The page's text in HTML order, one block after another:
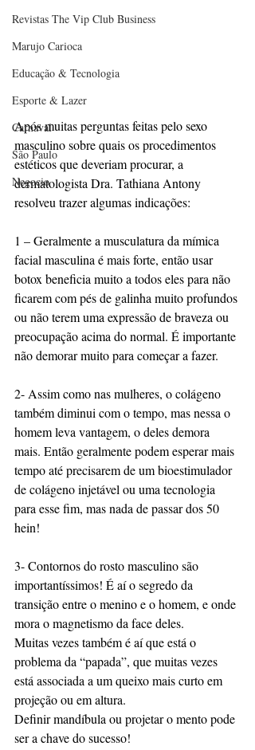
Revistas The Vip Club Business
Marujo Carioca
Educação & Tecnologia
Esporte & Lazer
Carnaval
São Paulo
Negocio
Após muitas perguntas feitas pelo sexo
masculino sobre quais os procedimentos
estéticos que deveriam procurar, a
dermatologista Dra. Tathiana Antony
resolveu trazer algumas indicações:
1 – Geralmente a musculatura da mímica
facial masculina é mais forte, então usar
botox beneficia muito a todos eles para não
ficarem com pés de galinha muito profundos
ou não terem uma expressão de braveza ou
preocupação acima do normal. É importante
não demorar muito para começar a fazer.
2- Assim como nas mulheres, o colágeno
também diminui com o tempo, mas nessa o
homem leva vantagem, o deles demora
mais. Então geralmente podem esperar mais
tempo até precisarem de um bioestimulador
de colágeno injetável ou uma tecnologia
para esse fim, mas nada de passar dos 50
hein!
3- Contornos do rosto masculino são
importantíssimos! É aí o segredo da
transição entre o menino e o homem, e onde
mora o magnetismo da face deles.
Muitas vezes também é aí que está o
problema da “papada”, que muitas vezes
está associada a um queixo mais curto em
projeção ou em altura.
Definir mandíbula ou projetar o mento pode
ser a chave do sucesso!